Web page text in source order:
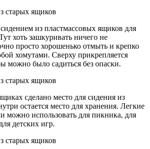
из пластмассовых ящиков для
хоть зашкуривать ничего не
просто хорошенько отмыть и крепко
хомутами. Сверху прикрепляется
можно было садиться без опаски.
сделано место для сидения из
остается место для хранения. Легкие
можно использовать для пикника, для
детских игр.